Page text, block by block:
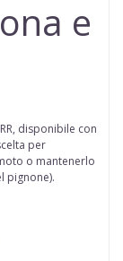
e
, disponibile con
per
o mantenerlo
pignone).